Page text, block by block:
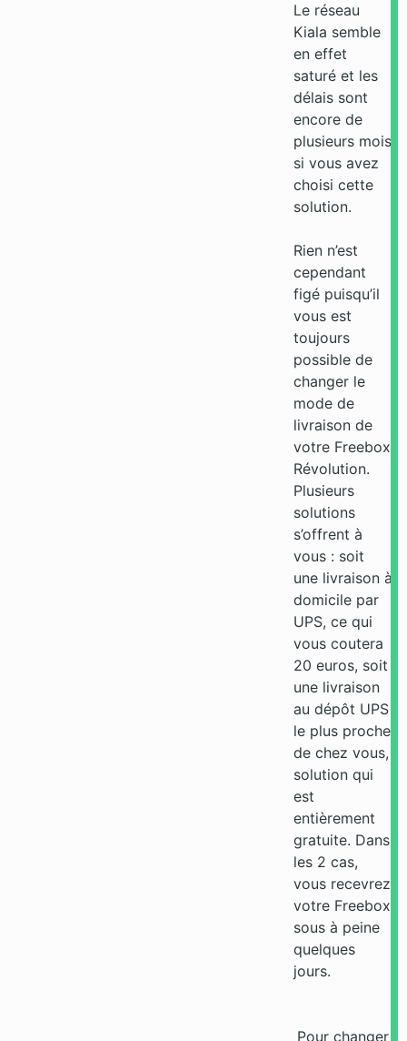
Le réseau
Kiala semble
en effet
saturé et les
délais sont
encore de
plusieurs mois
si vous avez
choisi cette
solution.
Rien n’est
cependant
figé puisqu’il
vous est
toujours
possible de
changer le
mode de
livraison de
votre Freebox
Révolution.
Plusieurs
solutions
s’offrent à
vous : soit
une livraison à
domicile par
UPS, ce qui
vous coutera
20 euros, soit
une livraison
au dépôt UPS
le plus proche
de chez vous,
solution qui
est
entièrement
gratuite. Dans
les 2 cas,
vous recevrez
votre Freebox
sous à peine
quelques
jours.
Pour changer